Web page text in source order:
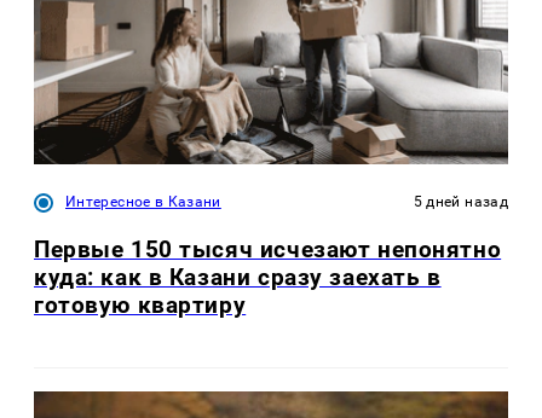
Интересное в Казани 5 дней назад
Первые 150 тысяч исчезают непонятно
куда: как в Казани сразу заехать в
готовую квартиру